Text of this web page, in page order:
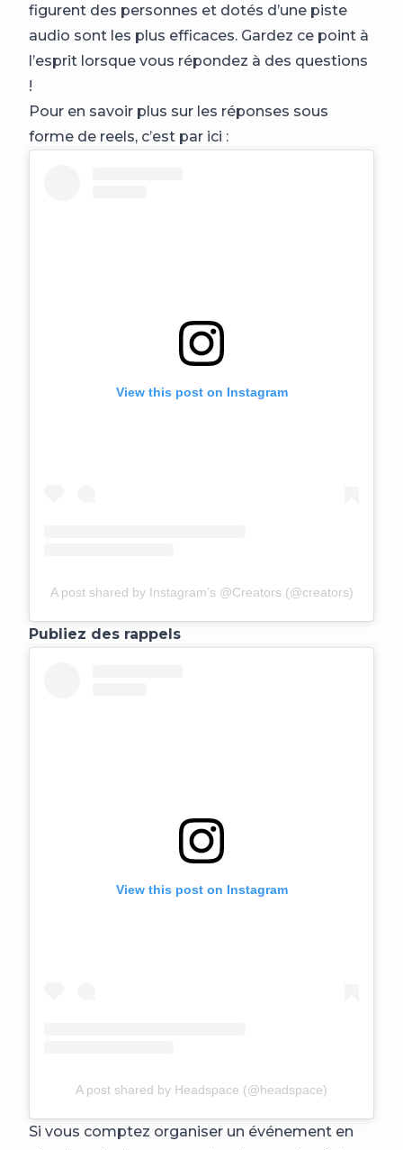
figurent des personnes et dotés d’une piste
audio sont les plus efficaces. Gardez ce point à
l’esprit lorsque vous répondez à des questions
!
Pour en savoir plus sur les réponses sous
forme de reels, c’est par ici :
View this post on Instagram
A post shared by Instagram’s @Creators (@creators)
Publiez des rappels
View this post on Instagram
A post shared by Headspace (@headspace)
Si vous comptez organiser un événement en